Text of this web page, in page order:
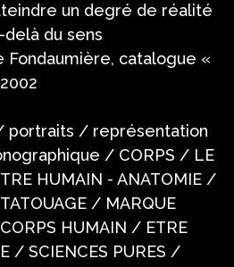
un degré de réalité
du sens
Fondaumière, catalogue «
portraits / représentation
/ CORPS / LE
HUMAIN - ANATOMIE /
/ MARQUE
HUMAIN / ETRE
/ SCIENCES PURES /